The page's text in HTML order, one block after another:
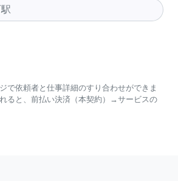
で依頼者と仕事詳細のすり合わせができま
ると、前払い決済（本契約）→サービスの